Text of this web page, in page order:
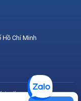
Hồ Chí Minh
thuế: 0111164758